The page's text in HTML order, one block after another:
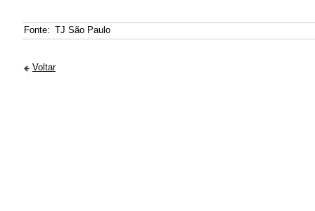
Fonte: TJ São Paulo
Voltar